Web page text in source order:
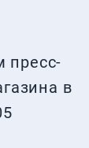
пресс-
в